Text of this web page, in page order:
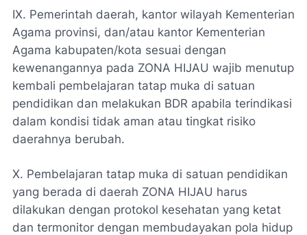
IX. Pemerintah daerah, kantor wilayah Kementerian
Agama provinsi, dan/atau kantor Kementerian
Agama kabupaten/kota sesuai dengan
kewenangannya pada ZONA HIJAU wajib menutup
kembali pembelajaran tatap muka di satuan
pendidikan dan melakukan BDR apabila terindikasi
dalam kondisi tidak aman atau tingkat risiko
daerahnya berubah.
X. Pembelajaran tatap muka di satuan pendidikan
yang berada di daerah ZONA HIJAU harus
dilakukan dengan protokol kesehatan yang ketat
dan termonitor dengan membudayakan pola hidup